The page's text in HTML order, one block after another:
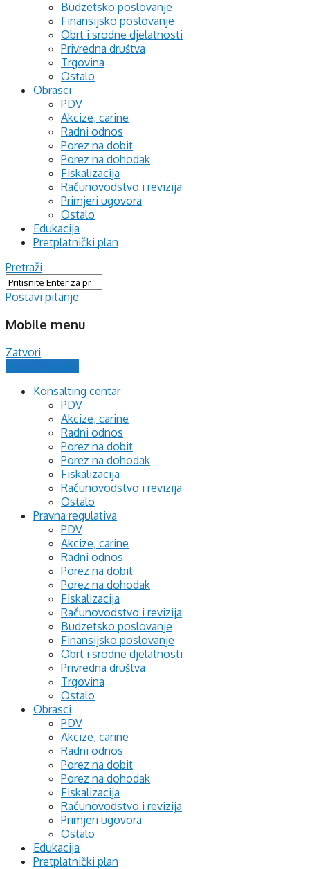
Budzetsko poslovanje
Finansijsko poslovanje
Obrt i srodne djelatnosti
Privredna društva
Trgovina
Ostalo
Obrasci
PDV
Akcize, carine
Radni odnos
Porez na dobit
Porez na dohodak
Fiskalizacija
Računovodstvo i revizija
Primjeri ugovora
Ostalo
Edukacija
Pretplatnički plan
Pretraži
Postavi pitanje
Mobile menu
Zatvori
Konsalting centar
PDV
Akcize, carine
Radni odnos
Porez na dobit
Porez na dohodak
Fiskalizacija
Računovodstvo i revizija
Ostalo
Pravna regulativa
PDV
Akcize, carine
Radni odnos
Porez na dobit
Porez na dohodak
Fiskalizacija
Računovodstvo i revizija
Budzetsko poslovanje
Finansijsko poslovanje
Obrt i srodne djelatnosti
Privredna društva
Trgovina
Ostalo
Obrasci
PDV
Akcize, carine
Radni odnos
Porez na dobit
Porez na dohodak
Fiskalizacija
Računovodstvo i revizija
Primjeri ugovora
Ostalo
Edukacija
Pretplatnički plan